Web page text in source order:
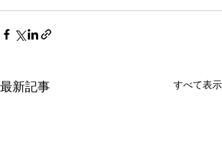
最新記事 すべて表示